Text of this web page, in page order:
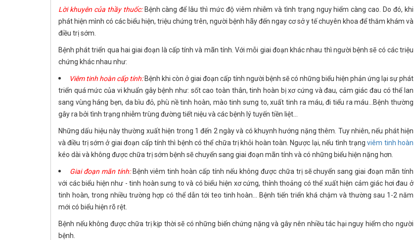
Lời khuyên của thầy thuốc:Bệnh càng để lâu thì mức độ viêm nhiễm và tình trạng nguy hiểm càng cao. Do đó, khi
phát hiện mình có các biểu hiện, triệu chứng trên, người bệnh hãy đến ngay cơ sở y tế chuyên khoa để thăm khám và
điều trị sớm.
Bệnh phát triển qua hai giai đoạn là cấp tính và mãn tính. Với mỗi giai đoạn khác nhau thì người bệnh sẽ có các triệu
chứng khác nhau như:
Viêm tinh hoàn cấp tính:Bệnh khi còn ở giai đoạn cấp tính người bệnh sẽ có những biểu hiện phản ứng lại sự phát
triển quá mức của vi khuẩn gây bệnh như: sốt cao toàn thân, tinh hoàn bị xơ cứng và đau, cảm giác đau có thể lan
sang vùng háng bẹn, da bìu đỏ, phù nề tinh hoàn, mào tinh sưng to, xuất tinh ra máu, đi tiểu ra máu...Bệnh thường
gây ra bởi tình trạng nhiễm trùng đường tiết niệu và các bệnh lý tuyến tiền liệt…
Những dấu hiệu này thường xuất hiện trong 1 đến 2 ngày và có khuynh hướng nặng thêm. Tuy nhiên, nếu phát hiện
và điều trị sớm ở giai đoạn cấp tính thì bệnh có thể chữa trị khỏi hoàn toàn. Ngược lại, nếu tình trạngviêm tinh hoàn
kéo dài và không được chữa trị sớm bệnh sẽ chuyển sang giai đoạn mãn tính và có những biểu hiện nặng hơn.
Giai đoạn mãn tính:Bệnh viêm tinh hoàn cấp tính nếu không được chữa trị sẽ chuyển sang giai đoạn mãn tính
với các biểu hiện như - tinh hoàn sưng to và có biểu hiện xơ cứng, thỉnh thoảng có thể xuất hiện cảm giác hơi đau ở
tinh hoàn, trong nhiều trường hợp có thể dẫn tới teo tinh hoàn... Bệnh tiến triển khá chậm và thường sau 1-2 năm
mới có biểu hiện rõ rệt.
Bệnh nếu không được chữa trị kịp thời sẽ có những biến chứng nặng và gây nên nhiều tác hại nguy hiểm cho người
bệnh.